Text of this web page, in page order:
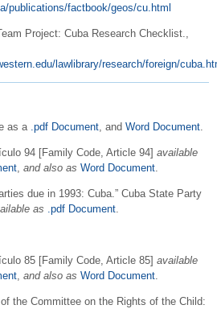
publications/factbook/geos/cu.html
Project: Cuba Research Checklist.,
lawlibrary/research/foreign/
as a .pdf Document, and Word Document.
94 [Family Code, Article 94] available
, and also as Word Document.
due in 1993: Cuba.” Cuba State Party
as .pdf Document.
85 [Family Code, Article 85] available
, and also as Word Document.
the Committee on the Rights of the Child: